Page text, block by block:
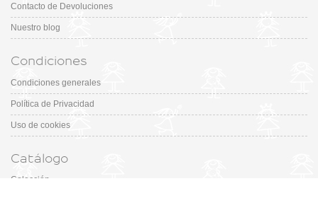
Contacto de Devoluciones
Nuestro blog
Condiciones
Condiciones generales
Política de Privacidad
Uso de cookies
Catálogo
Colección